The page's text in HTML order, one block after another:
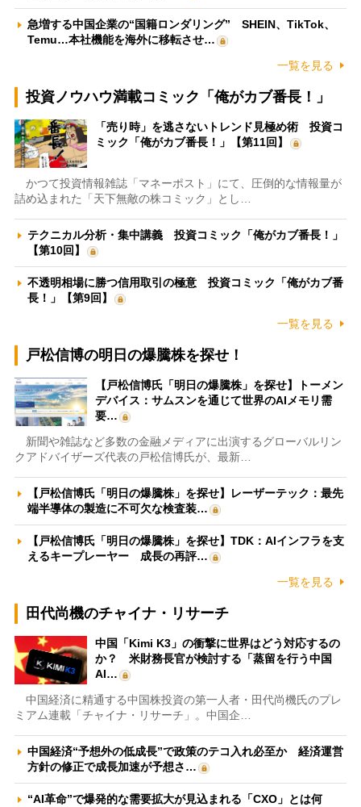
急増する中国企業の“国籍ロンダリング” SHEIN、TikTok、
Temu…本社機能を海外に移転させ…
一覧を見る
投資ノウハウ満載コミック「俺がカブ番長！」
「売り時」を逃さないトレンド見極め術 投資コ
ミック「俺がカブ番長！」【第11回】
かつて投資情報雑誌「マネーポスト」にて、圧倒的な情報量が
詰め込まれた「天下無敵の株コミック」とし…
テクニカル分析・集中講義 投資コミック「俺がカブ番長！」
【第10回】
不透明相場に勝つ信用取引の極意 投資コミック「俺がカブ番
長！」【第9回】
一覧を見る
戸松信博の明日の爆騰株を探せ！
【戸松信博氏「明日の爆騰株」を探せ】トーメン
デバイス：サムスンを通じて世界のAIメモリ需
要…
新聞や雑誌など多数の金融メディアに出演するグローバルリン
クアドバイザーズ代表の戸松信博氏が、最新…
【戸松信博氏「明日の爆騰株」を探せ】レーザーテック：最先
端半導体の製造に不可欠な検査装…
【戸松信博氏「明日の爆騰株」を探せ】TDK：AIインフラを支
えるキープレーヤー 成長の再評…
一覧を見る
田代尚機のチャイナ・リサーチ
中国「Kimi K3」の衝撃に世界はどう対応するの
か？ 米財務長官が検討する「蒸留を行う中国
AI…
中国経済に精通する中国株投資の第一人者・田代尚機氏のプレ
ミアム連載「チャイナ・リサーチ」。中国企…
中国経済“予想外の低成長”で政策のテコ入れ必至か 経済運営
方針の修正で成長加速が予想さ…
“AI革命”で爆発的な需要拡大が見込まれる「CXO」とは何